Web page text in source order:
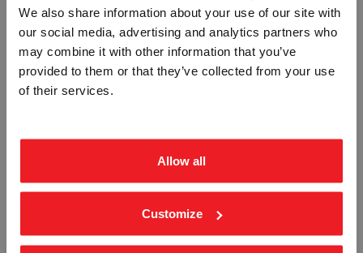
We also share information about your use of our site with
our social media, advertising and analytics partners who
may combine it with other information that you’ve
provided to them or that they’ve collected from your use
of their services.
Allow all
Customize
Vennligst velg portal
BEDRIFT PRIVAT